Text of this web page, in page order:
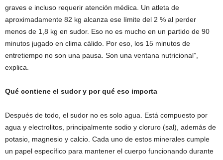
graves e incluso requerir atención médica. Un atleta de
aproximadamente 82 kg alcanza ese límite del 2 % al perder
menos de 1,8 kg en sudor. Eso no es mucho en un partido de 90
minutos jugado en clima cálido. Por eso, los 15 minutos de
entretiempo no son una pausa. Son una ventana nutricional”,
explica.
Qué contiene el sudor y por qué eso importa
Después de todo, el sudor no es solo agua. Está compuesto por
agua y electrolitos, principalmente sodio y cloruro (sal), además de
potasio, magnesio y calcio. Cada uno de estos minerales cumple
un papel específico para mantener el cuerpo funcionando durante